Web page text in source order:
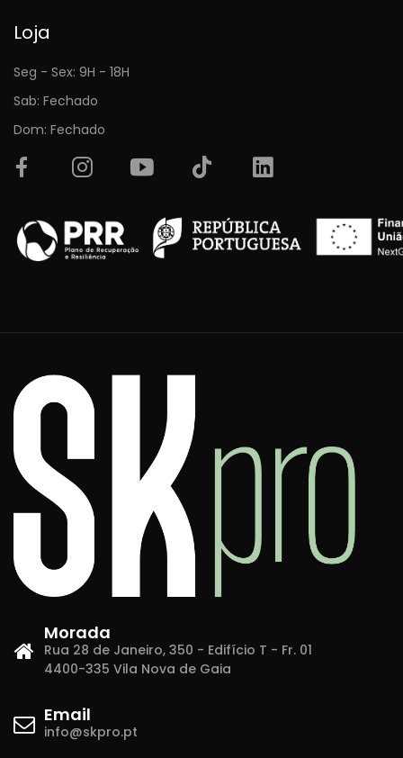
Loja
Seg - Sex: 9H - 18H
Sab: Fechado
Dom: Fechado
Morada
Rua 28 de Janeiro, 350 - Edifício T - Fr. 01
4400-335 Vila Nova de Gaia
Email
info@skpro.pt